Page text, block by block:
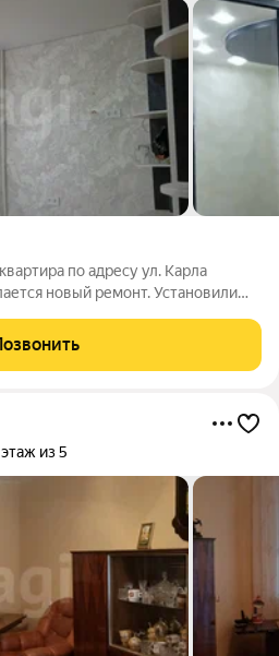
по адресу ул. Карла
новый ремонт. Установили
сантехника вся
этаж из 5